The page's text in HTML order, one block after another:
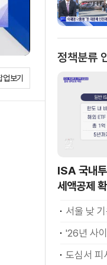
업보기
정책분류
ISA 국내투
세액공제